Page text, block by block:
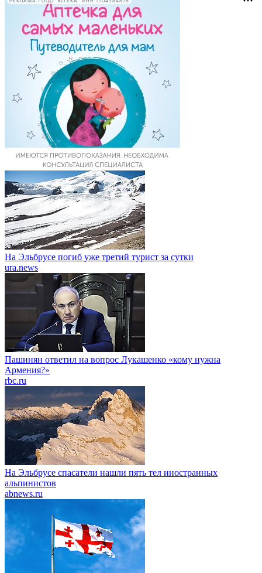
На Эльбрусе погиб уже третий турист за сутки
ura.news
Пашинян ответил на вопрос Лукашенко «кому нужна
Армения?»
rbc.ru
На Эльбрусе спасатели нашли пять тел иностранных
альпинистов
abnews.ru